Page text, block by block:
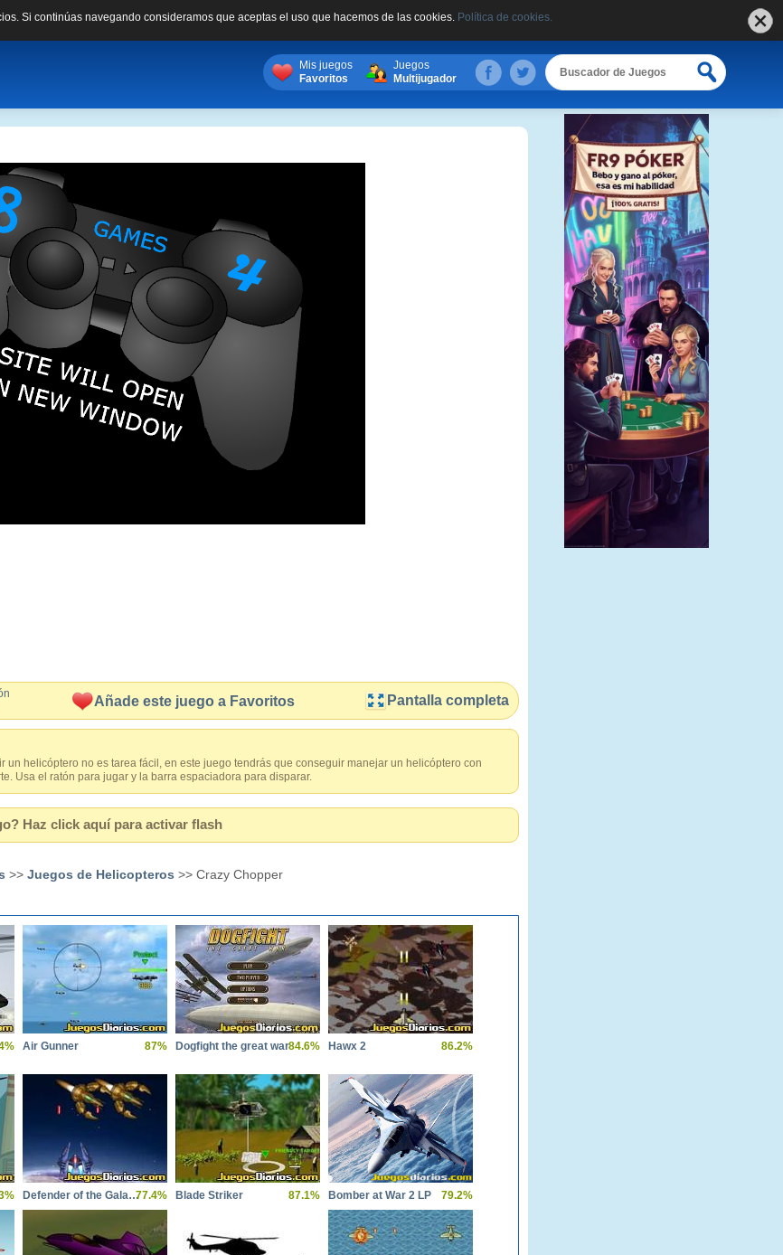
Si continúas navegando consideramos que aceptas el uso que hacemos de las cookies. Política de cookies.
Mis juegos
Favoritos
Juegos
Multijugador
Añade este juego a Favoritos Pantalla completa
un helicóptero no es tarea fácil, en este juego tendrás que conseguir manejar un helicóptero con
Usa el ratón para jugar y la barra espaciadora para disparar.
Haz click aquí para activar flash
>> Juegos de Helicopteros >> Crazy Chopper
Air Gunner 87% Dogfight the great war84.6% Hawx 2 86.2%
Defender of the Galaxy77.4% Blade Striker 87.1% Bomber at War 2 LP 79.2%